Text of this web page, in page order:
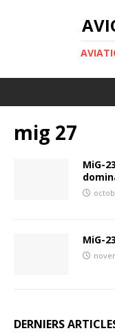
mig 27
MiG-
MiG-
DERNIERS